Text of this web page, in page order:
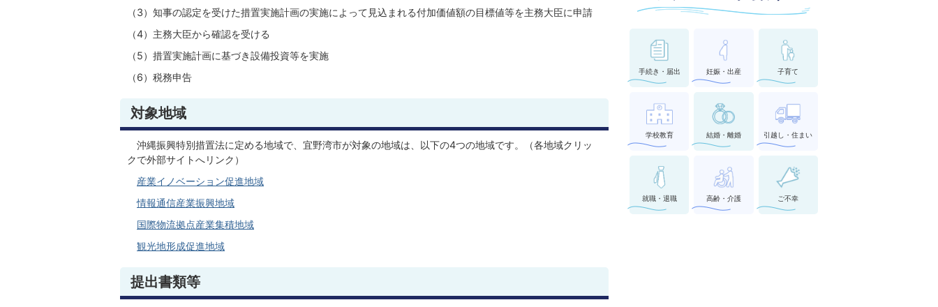
（3）知事の認定を受けた措置実施計画の実施によって見込まれる付加価値額の目標値等を主務大臣に申請
（4）主務大臣から確認を受ける
（5）措置実施計画に基づき設備投資等を実施
（6）税務申告
対象地域
沖縄振興特別措置法に定める地域で、宜野湾市が対象の地域は、以下の4つの地域です。（各地域クリッ
クで外部サイトへリンク）
産業イノベーション促進地域
情報通信産業振興地域
国際物流拠点産業集積地域
観光地形成促進地域
提出書類等
手続き・届出 妊娠・出産 子育て
学校教育 結婚・離婚 引越し・住まい
就職・退職 高齢・介護 ご不幸